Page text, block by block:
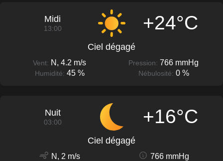
Midi
13:00 +24°C
Ciel dégagé
Vent: N, 4.2 m/s Pression: 766 mmHg
Humidité: 45 % Nébulosité: 0 %
Nuit
03:00 +16°C
Ciel dégagé
N, 2 m/s
766 mmHg